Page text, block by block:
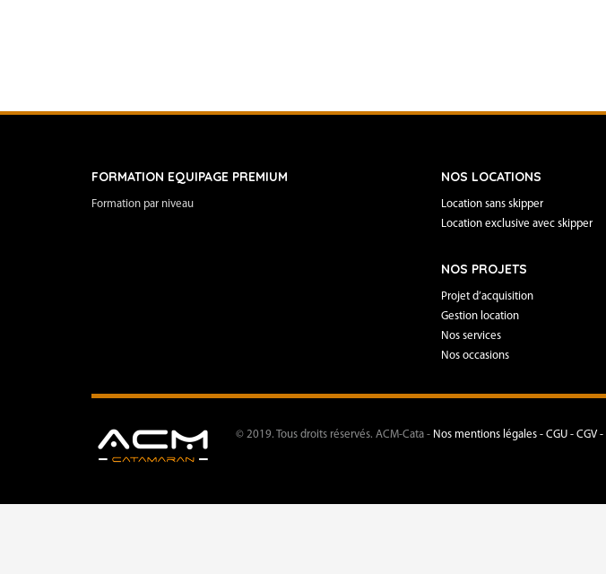
FORMATION EQUIPAGE PREMIUM
Formation par niveau
NOS LOCATIONS
Location sans skipper
Location exclusive avec skipper
NOS PROJETS
Projet d’acquisition
Gestion location
Nos services
Nos occasions
© 2019. Tous droits réservés. ACM-Cata - Nos mentions légales - CGU - CGV -